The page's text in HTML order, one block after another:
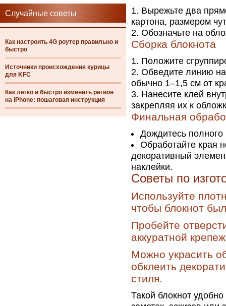
Случайные советы
Как настроить 4G роутер правильно и
быстро
Источники происхождения курицы
для KFC
Как легко и быстро изменить регион
на iPhone: пошаговая инструкция
Вырежьте два
картона, размером
Обозначьте на
Сборка блокнота
Положите
Обведите линию на
обычно 1–1,5 см от
Нанесите клей
закрепляя их к
Финальная
Дождитесь
Обработайте края
декоративный
наклейки.
Советы по
Используйте
чтобы блокнот
Пробейте
аккуратной
Можно украсить
обклеить
стиля.
Такой блокнот